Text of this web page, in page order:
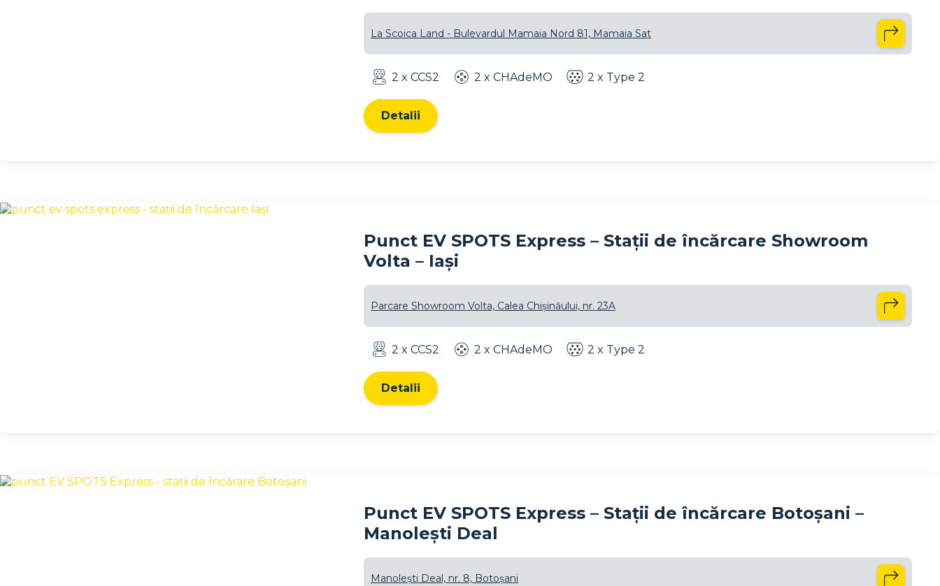
La Scoica Land - Bulevardul Mamaia Nord 81, Mamaia Sat
2 x CCS2 2 x CHAdeMO 2 x Type 2
Detalii
Punct EV SPOTS Express – Stații de încărcare Showroom
Volta – Iași
Parcare Showroom Volta, Calea Chișinăului, nr. 23A
2 x CCS2 2 x CHAdeMO 2 x Type 2
Detalii
Punct EV SPOTS Express – Stații de încărcare Botoșani –
Manolești Deal
Manolești Deal, nr. 8, Botoșani